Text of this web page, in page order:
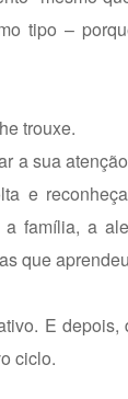
tipo –
trouxe.
a sua
e
família, a
que
E
ciclo.